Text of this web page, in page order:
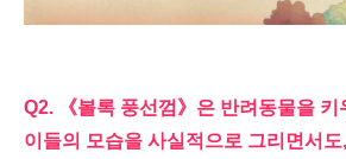
Q2. 《볼록 풍선껌 》 은 반려동물을 키
이들의 모습을 사실적으로 그리면서도,